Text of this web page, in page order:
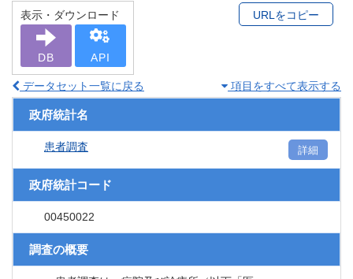
表示・ダウンロード
DB API
URLをコピー
データセット一覧に戻る 項目をすべて表示する
政府統計名
患者調査 詳細
政府統計コード
00450022
調査の概要